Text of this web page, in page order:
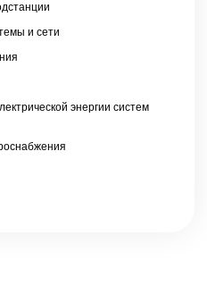
и сети
энергии систем